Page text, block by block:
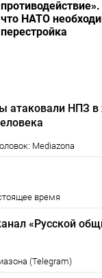
что НАТО
перестройка